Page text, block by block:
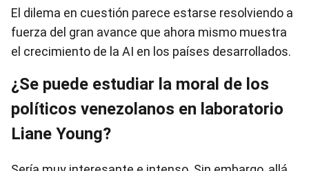
El dilema en cuestión parece estarse resolviendo a
fuerza del gran avance que ahora mismo muestra
el crecimiento de la AI en los países desarrollados.
¿Se puede estudiar la moral de los
políticos venezolanos en laboratorio
Liane Young?